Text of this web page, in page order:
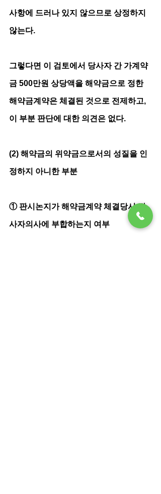
사항에 드러나 있지 않으므로 상정하지
않는다.
그렇다면 이 검토에서 당사자 간 가계약
금 500만원 상당액을 해약금으로 정한
해약금계약은 체결된 것으로 전제하고,
이 부분 판단에 대한 의견은 없다.
(2) 해약금의 위약금으로서의 성질을 인
정하지 아니한 부분
① 판시논지가 해약금계약 체결당시 당
사자의사에 부합하는지 여부